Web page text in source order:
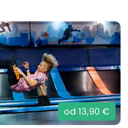
od 13,90 €